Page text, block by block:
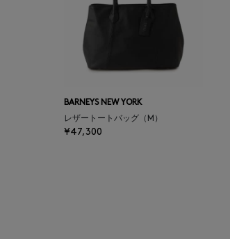
AURALEE
AUTRY
BAGUTTA
BARNEYS NEW YORK
レザートートバッグ（M）
¥47,300